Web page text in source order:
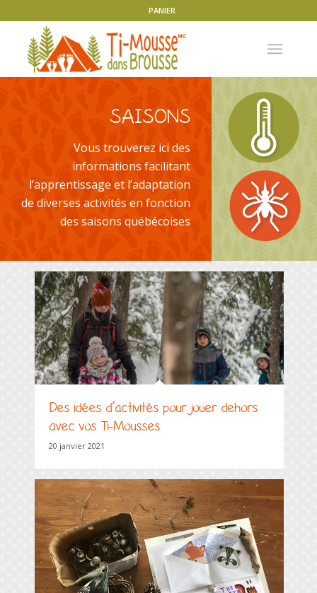
PANIER
SAISONS
Vous trouverez ici des
informations facilitant
l’apprentissage et l’adaptation
de diverses activités en fonction
des saisons québécoises
Des idées d’activités pour jouer dehors
avec vos Ti-Mousses
20 janvier 2021